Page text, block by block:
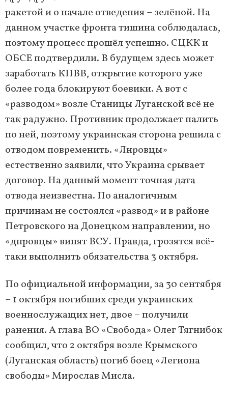
ракетой и о начале отведения – зелёной. На
данном участке фронта тишина соблюдалась,
поэтому процесс прошёл успешно. СЦКК и
ОБСЕ подтвердили. В будущем здесь может
заработать КПВВ, открытие которого уже
более года блокируют боевики. А вот с
«разводом» возле Станицы Луганской всё не
так радужно. Противник продолжает палить
по ней, поэтому украинская сторона решила с
отводом повременить. «Лнровцы»
естественно заявили, что Украина срывает
договор. На данный момент точная дата
отвода неизвестна. По аналогичным
причинам не состоялся «развод» и в районе
Петровского на Донецком направлении, но
«днровцы» винят ВСУ. Правда, грозятся всё-
таки выполнить обязательства 3 октября.
По официальной информации, за 30 сентября
– 1 октября погибших среди украинских
военнослужащих нет, двое – получили
ранения. А глава ВО «Свобода» Олег Тягнибок
сообщил, что 2 октября возле Крымского
(Луганская область) погиб боец «Легиона
свободы» Мирослав Мисла.